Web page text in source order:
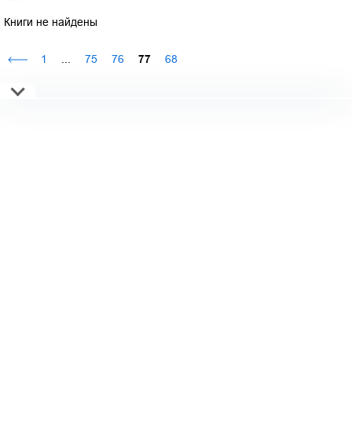
Книги не найдены
1 75 76 77 68